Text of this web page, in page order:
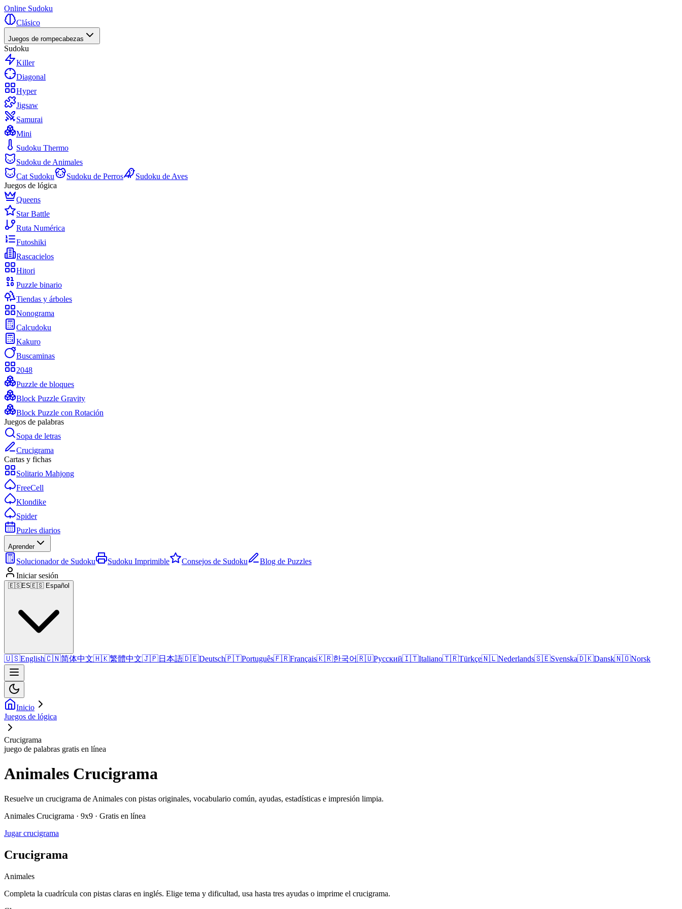
Online Sudoku
Clásico
Juegos de rompecabezas
Sudoku
Killer
Diagonal
Hyper
Jigsaw
Samurai
Mini
Sudoku Thermo
Sudoku de Animales
Cat Sudoku
Sudoku de Perros
Sudoku de Aves
Juegos de lógica
Queens
Star Battle
Ruta Numérica
Futoshiki
Rascacielos
Hitori
Puzzle binario
Tiendas y árboles
Nonograma
Calcudoku
Kakuro
Buscaminas
2048
Puzzle de bloques
Block Puzzle Gravity
Block Puzzle con Rotación
Juegos de palabras
Sopa de letras
Crucigrama
Cartas y fichas
Solitario Mahjong
FreeCell
Klondike
Spider
Puzles diarios
Aprender
Solucionador de Sudoku Sudoku Imprimible Consejos de Sudoku
Blog de Puzzles
Iniciar sesión
🇪🇸ES🇪🇸 Español
🇺🇸English🇨🇳简体中文🇭🇰繁體中文🇯🇵日本語🇩🇪Deutsch🇵🇹Português🇫🇷Français🇰🇷한국어🇷🇺Русский🇮🇹Italiano🇹🇷Türkçe🇳🇱Nederlands🇸🇪Svenska🇩🇰Dansk🇳🇴Norsk
Inicio
Juegos de lógica
Crucigrama
juego de palabras gratis en línea
Animales Crucigrama
Resuelve un crucigrama de Animales con pistas originales, vocabulario común, ayudas, estadísticas e impresión limpia.
Animales Crucigrama · 9x9 · Gratis en línea
Jugar crucigrama
Crucigrama
Animales
Completa la cuadrícula con pistas claras en inglés. Elige tema y dificultad, usa hasta tres ayudas o imprime el crucigrama.